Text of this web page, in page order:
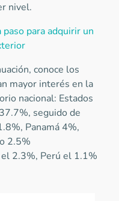
nivel.
paso para adquirir un
conoce los
mayor interés en la
nacional: Estados
seguido de
Panamá 4%,
2.5%
2.3%, Perú el 1.1%